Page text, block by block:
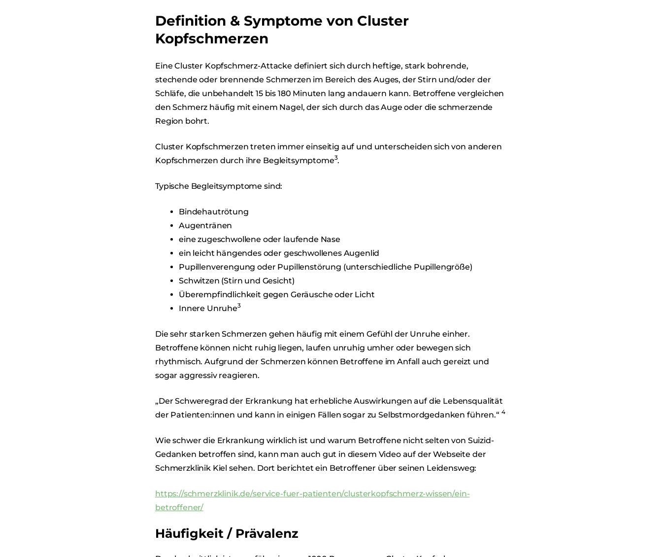
Definition & Symptome von Cluster
Kopfschmerzen
Eine Cluster Kopfschmerz-Attacke definiert sich durch heftige, stark bohrende,
stechende oder brennende Schmerzen im Bereich des Auges, der Stirn und/oder der
Schläfe, die unbehandelt 15 bis 180 Minuten lang andauern kann. Betroffene vergleichen
den Schmerz häufig mit einem Nagel, der sich durch das Auge oder die schmerzende
Region bohrt.
Cluster Kopfschmerzen treten immer einseitig auf und unterscheiden sich von anderen
Kopfschmerzen durch ihre Begleitsymptome3.
Typische Begleitsymptome sind:
Bindehautrötung
Augentränen
eine zugeschwollene oder laufende Nase
ein leicht hängendes oder geschwollenes Augenlid
Pupillenverengung oder Pupillenstörung (unterschiedliche Pupillengröße)
Schwitzen (Stirn und Gesicht)
Überempfindlichkeit gegen Geräusche oder Licht
Innere Unruhe3
Die sehr starken Schmerzen gehen häufig mit einem Gefühl der Unruhe einher.
Betroffene können nicht ruhig liegen, laufen unruhig umher oder bewegen sich
rhythmisch. Aufgrund der Schmerzen können Betroffene im Anfall auch gereizt und
sogar aggressiv reagieren.
„Der Schweregrad der Erkrankung hat erhebliche Auswirkungen auf die Lebensqualität
der Patienten:innen und kann in einigen Fällen sogar zu Selbstmordgedanken führen.“ 4
Wie schwer die Erkrankung wirklich ist und warum Betroffene nicht selten von Suizid-
Gedanken betroffen sind, kann man auch gut in diesem Video auf der Webseite der
Schmerzklinik Kiel sehen. Dort berichtet ein Betroffener über seinen Leidensweg:
https://schmerzklinik.de/service-fuer-patienten/clusterkopfschmerz-wissen/ein-
betroffener/
Häufigkeit / Prävalenz